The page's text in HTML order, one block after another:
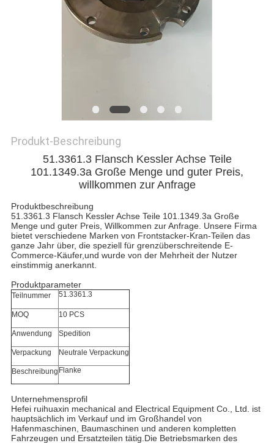
POLICY
Produkt-Beschreibung
51.3361.3 Flansch Kessler Achse Teile
101.1349.3a Große Menge und guter Preis,
willkommen zur Anfrage
Produktbeschreibung
51.3361.3 Flansch Kessler Achse Teile 101.1349.3a Große
Menge und guter Preis, Willkommen zur Anfrage. Unsere Firma
bietet verschiedene Marken von Frontstacker-Kran-Teilen das
ganze Jahr über, die speziell für grenzüberschreitende E-
Commerce-Käufer,und wurde von der Mehrheit der Nutzer
einstimmig anerkannt.
Produktparameter
Teilnummer 51.3361.3
MOQ 10 PCS
Anwendung Spedition
Verpackung Neutrale Verpackung
Beschreibung Flanke
Unternehmensprofil
Hefei ruihuaxin mechanical and Electrical Equipment Co., Ltd. ist
hauptsächlich im Verkauf und im Großhandel von
Hafenmaschinen, Baumaschinen und anderen kompletten
Fahrzeugen und Ersatzteilen tätig.Die Betriebsmarken des